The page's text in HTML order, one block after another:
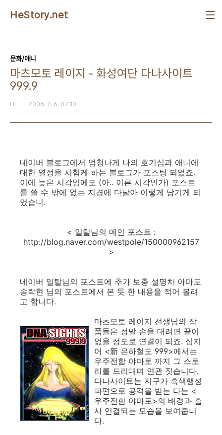
HeStory.net
문화/애니
마츠모토 레이지 - 화성여단 다나사이트
999.9
HE 2006. 2. 6. 07:10
네이버 블로그에서 엄청나게 나의 호기심과 애니에
대한 열정을 시험케 하는 블로그가 포스팅 되었죠.
이에 늦은 시각임에도 (아.. 이른 시각인가) 포스트
를 쓸 수 밖에 없는 지경에 다달아 이렇게 남기게 되
었습니.
< 일탈님의 메인 포스트 :
http://blog.naver.com/westpole/150000962157
>
네이버 일탈님의 포스트에 추가 보충 설명차 아마도
송락현 님의 포스트에서 본 듯 한 내용을 적어 볼려
고 합니다.
마츠모토 레이지 선생님의 작
품들은 정말 손을 대려면 끝이
없을 정도로 연결이 되죠. 심지
어 <新 은하철도 999>에서는
우주전함 야마토 까지 그 스토
리를 드리대며 연관 짓습니다.
다나사이트는 지구가 흑색행성
파편으로 공격을 받는 다는 <
우주전함 야마토>의 배경과 흡
사 연결되는 모습을 보여줍니
다.